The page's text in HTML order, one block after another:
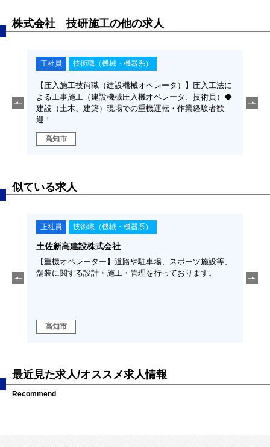
株式会社 技研施工の他の求人
）◆
正社員 技術職（機械・機器系）
【土木施工管理職】圧入工法における施工管理募集！◆
建設（土木、建築）現場での元請現場管理経験のある
方、CAD操作ができる方、土木施工管理技士１・２級保
有者歓迎！
高知市
生
似ている求人
正社員 技術職（機械・機器系）
若松クレーン株式会社
【オペレーター（クレ－ン、トレ－ラ－、トラック、作
業車）】大型自動車免許必須◆大型クレーン、高所作業
高知市
よ
建
最近見た求人/オススメ求人情報
Recommend